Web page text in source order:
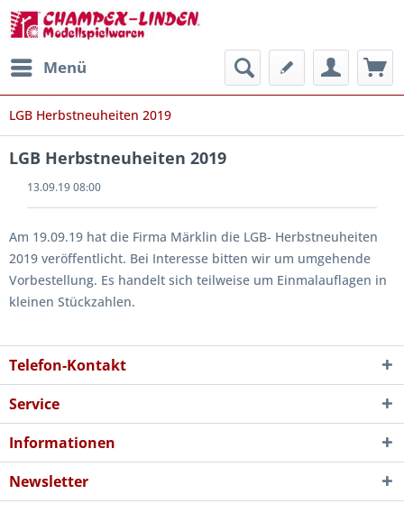
Menü
LGB Herbstneuheiten 2019
LGB Herbstneuheiten 2019
13.09.19 08:00
Am 19.09.19 hat die Firma Märklin die LGB- Herbstneuheiten
2019 veröffentlicht. Bei Interesse bitten wir um umgehende
Vorbestellung. Es handelt sich teilweise um Einmalauflagen in
kleinen Stückzahlen.
Telefon-Kontakt
Service
Informationen
Newsletter